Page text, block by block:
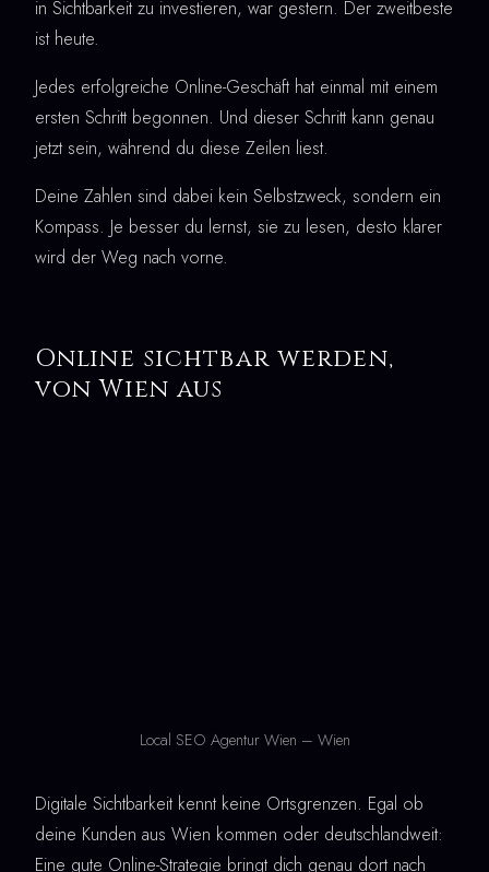
in Sichtbarkeit zu investieren, war gestern. Der zweitbeste
ist heute.
Jedes erfolgreiche Online-Geschäft hat einmal mit einem
ersten Schritt begonnen. Und dieser Schritt kann genau
jetzt sein, während du diese Zeilen liest.
Deine Zahlen sind dabei kein Selbstzweck, sondern ein
Kompass. Je besser du lernst, sie zu lesen, desto klarer
wird der Weg nach vorne.
Online sichtbar werden,
von Wien aus
Local SEO Agentur Wien – Wien
Digitale Sichtbarkeit kennt keine Ortsgrenzen. Egal ob
deine Kunden aus Wien kommen oder deutschlandweit:
Eine gute Online-Strategie bringt dich genau dort nach